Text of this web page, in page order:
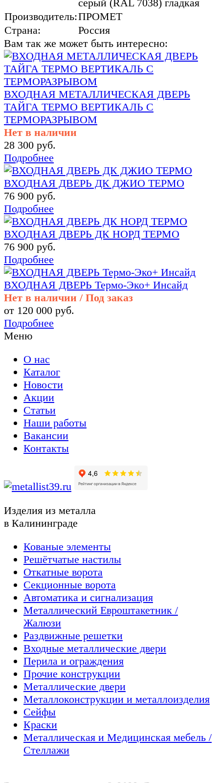
серый (RAL 7038) гладкая
Производитель:ПРОМЕТ
Страна:
Россия
Вам так же может быть интересно:
ВХОДНАЯ МЕТАЛЛИЧЕСКАЯ ДВЕРЬ
ТАЙГА ТЕРМО ВЕРТИКАЛЬ С
ТЕРМОРАЗРЫВОМ
Нет в наличии
28 300 руб.
Подробнее
ВХОДНАЯ ДВЕРЬ ДК ДЖИО ТЕРМО
76 900 руб.
Подробнее
ВХОДНАЯ ДВЕРЬ ДК НОРД ТЕРМО
76 900 руб.
Подробнее
ВХОДНАЯ ДВЕРЬ Термо-Эко+ Инсайд
Нет в наличии / Под заказ
от 120 000 руб.
Подробнее
Меню
О нас
Каталог
Новости
Акции
Статьи
Наши работы
Вакансии
Контакты
Изделия из металла
в Калининграде
Кованые элементы
Решётчатые настилы
Откатные ворота
Секционные ворота
Автоматика и сигнализация
Металлический Евроштакетник /
Жалюзи
Раздвижные решетки
Входные металлические двери
Перила и ограждения
Прочие конструкции
Металлические двери
Металлоконструкции и металлоизделия
Сейфы
Краски
Металлическая и Медицинская мебель /
Стеллажи